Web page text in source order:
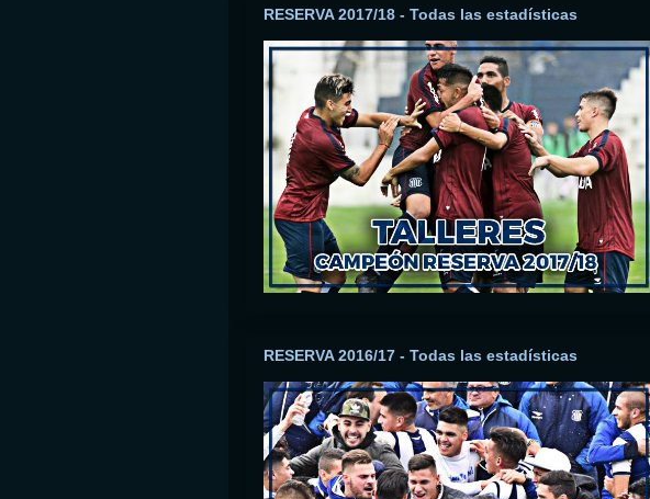
RESERVA 2017/18 - Todas las estadísticas
RESERVA 2016/17 - Todas las estadísticas